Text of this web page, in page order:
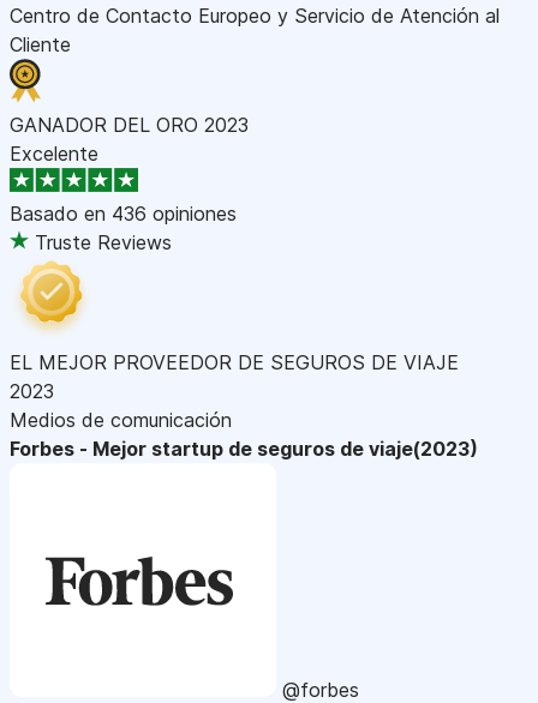
Centro de Contacto Europeo y Servicio de Atención al
Cliente
GANADOR DEL ORO 2023
Excelente
Basado en 436 opiniones
Truste Reviews
EL MEJOR PROVEEDOR DE SEGUROS DE VIAJE
2023
Medios de comunicación
Forbes - Mejor startup de seguros de viaje(2023)
@forbes